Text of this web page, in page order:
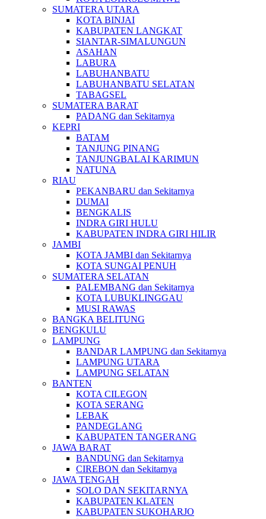
SUMATERA UTARA
KOTA BINJAI
KABUPATEN LANGKAT
SIANTAR-SIMALUNGUN
ASAHAN
LABURA
LABUHANBATU
LABUHANBATU SELATAN
TABAGSEL
SUMATERA BARAT
PADANG dan Sekitarnya
KEPRI
BATAM
TANJUNG PINANG
TANJUNGBALAI KARIMUN
NATUNA
RIAU
PEKANBARU dan Sekitarnya
DUMAI
BENGKALIS
INDRA GIRI HULU
KABUPATEN INDRA GIRI HILIR
JAMBI
KOTA JAMBI dan Sekitarnya
KOTA SUNGAI PENUH
SUMATERA SELATAN
PALEMBANG dan Sekitarnya
KOTA LUBUKLINGGAU
MUSI RAWAS
BANGKA BELITUNG
BENGKULU
LAMPUNG
BANDAR LAMPUNG dan Sekitarnya
LAMPUNG UTARA
LAMPUNG SELATAN
BANTEN
KOTA CILEGON
KOTA SERANG
LEBAK
PANDEGLANG
KABUPATEN TANGERANG
JAWA BARAT
BANDUNG dan Sekitarnya
CIREBON dan Sekitarnya
JAWA TENGAH
SOLO DAN SEKITARNYA
KABUPATEN KLATEN
KABUPATEN SUKOHARJO